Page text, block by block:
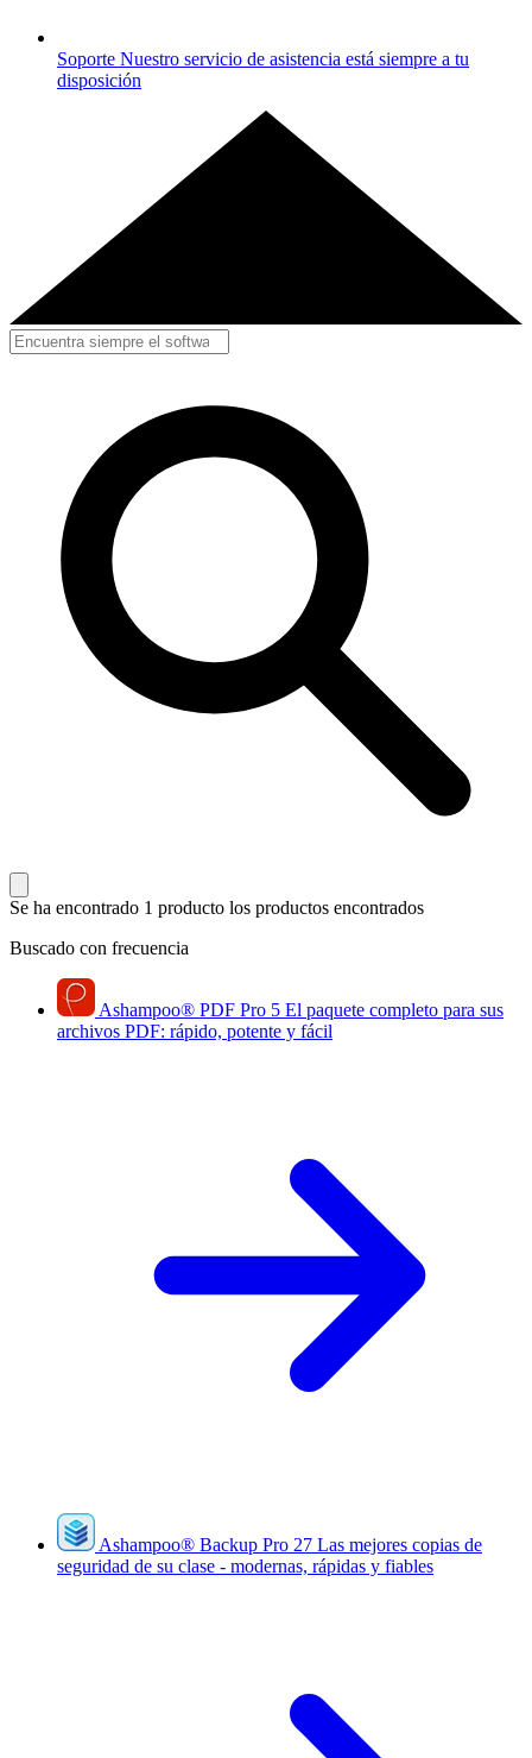
Soporte Nuestro servicio de asistencia está siempre a tu
disposición
Se ha encontrado 1 producto los productos encontrados
Buscado con frecuencia
Ashampoo® PDF Pro 5 El paquete completo para sus
archivos PDF: rápido, potente y fácil
Ashampoo® Backup Pro 27 Las mejores copias de
seguridad de su clase - modernas, rápidas y fiables